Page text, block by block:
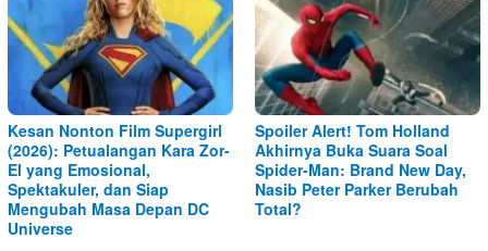
Kesan Nonton Film Supergirl
(2026): Petualangan Kara Zor-
El yang Emosional,
Spektakuler, dan Siap
Mengubah Masa Depan DC
Universe
Spoiler Alert! Tom Holland
Akhirnya Buka Suara Soal
Spider-Man: Brand New Day,
Nasib Peter Parker Berubah
Total?